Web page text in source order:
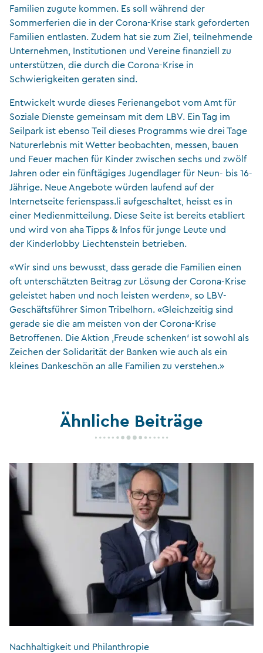
Familien zugute kommen. Es soll während der
Sommerferien die in der Corona-Krise stark geforderten
Familien entlasten. Zudem hat sie zum Ziel, teilnehmende
Unternehmen, Institutionen und Vereine finanziell zu
unterstützen, die durch die Corona-Krise in
Schwierigkeiten geraten sind.
Entwickelt wurde dieses Ferienangebot vom Amt für
Soziale Dienste gemeinsam mit dem LBV. Ein Tag im
Seilpark ist ebenso Teil dieses Programms wie drei Tage
Naturerlebnis mit Wetter beobachten, messen, bauen
und Feuer machen für Kinder zwischen sechs und zwölf
Jahren oder ein fünftägiges Jugendlager für Neun- bis 16-
Jährige. Neue Angebote würden laufend auf der
Internetseite ferienspass.li aufgeschaltet, heisst es in
einer Medienmitteilung. Diese Seite ist bereits etabliert
und wird von aha Tipps & Infos für junge Leute und
der Kinderlobby Liechtenstein betrieben.
«Wir sind uns bewusst, dass gerade die Familien einen
oft unterschätzten Beitrag zur Lösung der Corona-Krise
geleistet haben und noch leisten werden», so LBV-
Geschäftsführer Simon Tribelhorn. «Gleichzeitig sind
gerade sie die am meisten von der Corona-Krise
Betroffenen. Die Aktion ,Freude schenken‘ ist sowohl als
Zeichen der Solidarität der Banken wie auch als ein
kleines Dankeschön an alle Familien zu verstehen.»
Ähnliche Beiträge
Nachhaltigkeit und Philanthropie